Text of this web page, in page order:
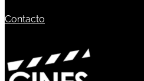
Contacto